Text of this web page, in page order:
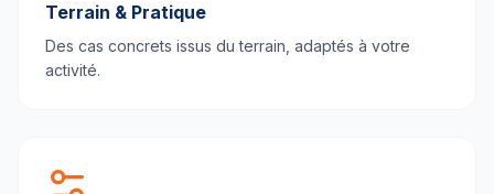
Terrain & Pratique
Des cas concrets issus du terrain, adaptés à votre
activité.